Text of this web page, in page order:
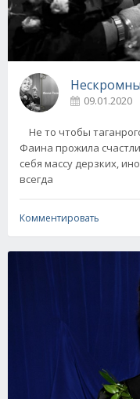
09.01.2020
Не то чтобы
Фаина прожила
себя массу дерзких,
всегда
Комментировать